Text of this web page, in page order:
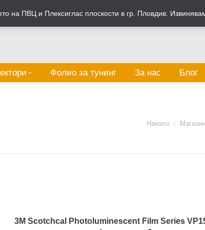
Фолио за тунинг За нас Блог
You are here:
Начало Магазин
3M Scotchcal Photoluminescent Film Series
на ПВЦ и Плексиглас плоскости в гр. Пловдив.